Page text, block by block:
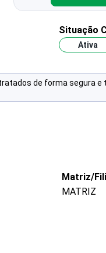
Situação
Ativa
de forma segura
Matriz/
MATRIZ